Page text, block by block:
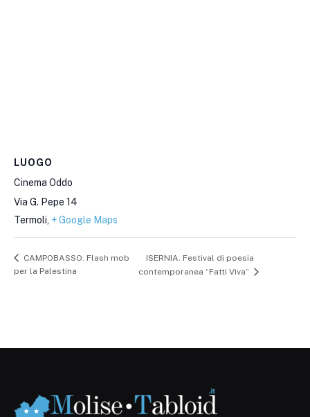
LUOGO
Cinema Oddo
Via G. Pepe 14
Termoli + Google Maps
CAMPOBASSO. Flash mob
per la Palestina
ISERNIA. Festival di poesia
contemporanea “Fatti Viva”